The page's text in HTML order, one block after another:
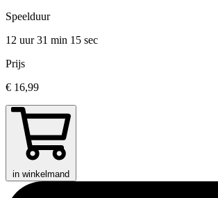
Speelduur
12 uur 31 min 15 sec
Prijs
€ 16,99
in winkelmand